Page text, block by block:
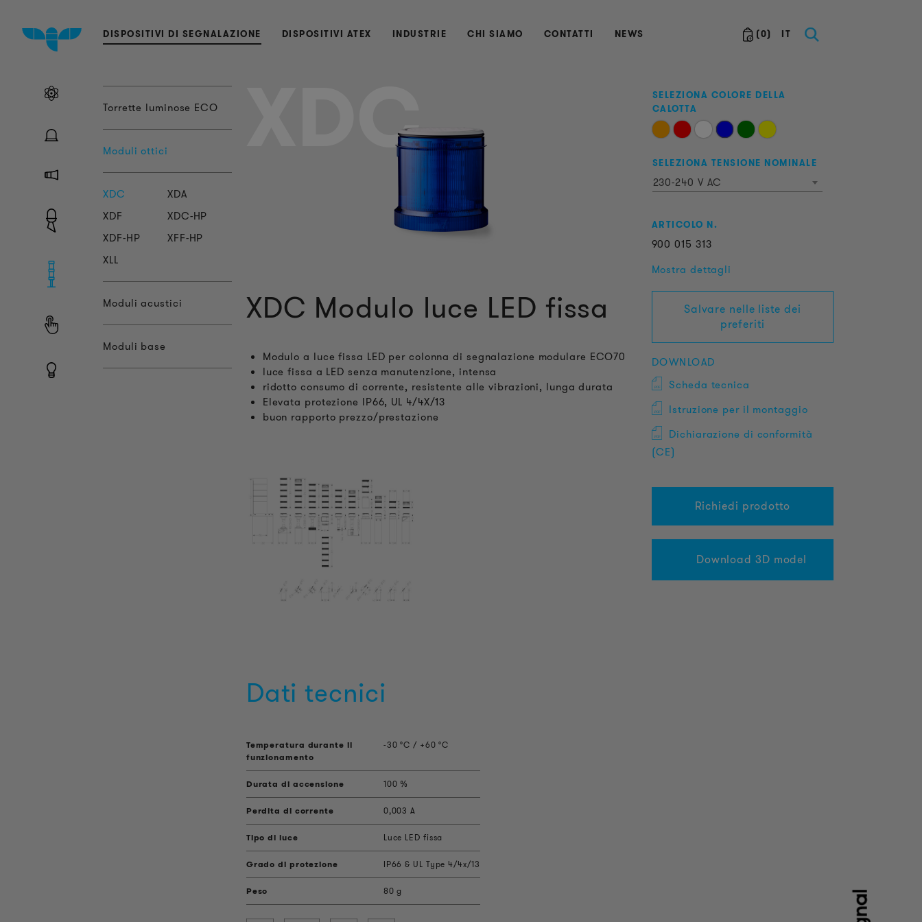
(0) IT
DISPOSITIVI DI SEGNALAZIONE DISPOSITIVI ATEX INDUSTRIE CHI SIAMO CONTATTI NEWS
Torrette luminose ECO
Moduli ottici
XDC
XDA
XDF
XDC-HP
XDF-HP
XFF-HP
XLL
Moduli acustici
Moduli base
XDC
SELEZIONA COLORE DELLA
CALOTTA
SELEZIONA TENSIONE NOMINALE
230-240 V AC
ARTICOLO N.
900 015 313
Mostra dettagli
Salvare nelle liste dei
preferiti
DOWNLOAD
Scheda tecnica
Istruzione per il montaggio
Dichiarazione di conformità
(CE)
Richiedi prodotto
Download 3D model
XDC Modulo luce LED fissa
Modulo a luce fissa LED per colonna di segnalazione modulare ECO70
luce fissa a LED senza manutenzione, intensa
ridotto consumo di corrente, resistente alle vibrazioni, lunga durata
Elevata protezione IP66, UL 4/4X/13
buon rapporto prezzo/prestazione
Dati tecnici
Temperatura durante il
funzionamento
-30 °C / +60 °C
Durata di accensione 100 %
Perdita di corrente 0,003 A
Tipo di luce Luce LED fissa
Grado di protezione IP66 & UL Type 4/4x/13
Peso 80 g